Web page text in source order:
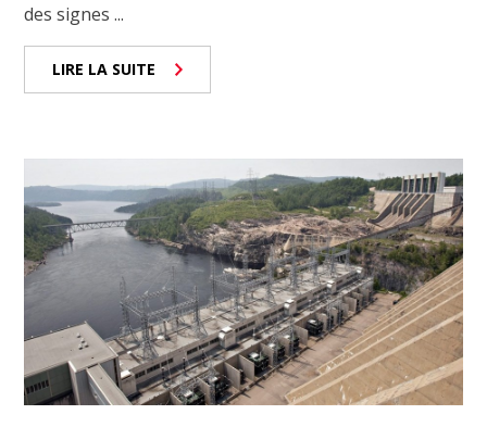
des signes ...
LIRE LA SUITE